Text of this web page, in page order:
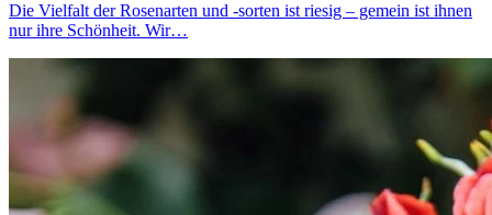
Die Vielfalt der Rosenarten und -sorten ist riesig – gemein ist ihnen
nur ihre Schönheit. Wir…